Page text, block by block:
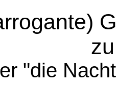
"die